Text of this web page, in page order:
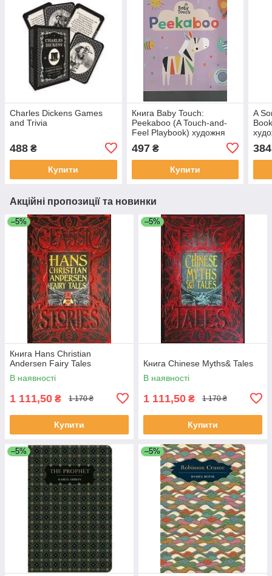
Charles Dickens Games
and Trivia
488 ₴
Купити
Книга Baby Touch:
Peekaboo (A Touch-and-
Feel Playbook) художня
497₴
Купити
A
384
Акційні пропозиції та новинки
–5%
Книга Hans Christian
Andersen Fairy Tales
В наявності
1 111,50 ₴ 1 170 ₴
Купити
–5%
Книга Chinese Myths& Tales
В наявності
1 111,50 ₴ 1 170 ₴
Купити
–5% –5%